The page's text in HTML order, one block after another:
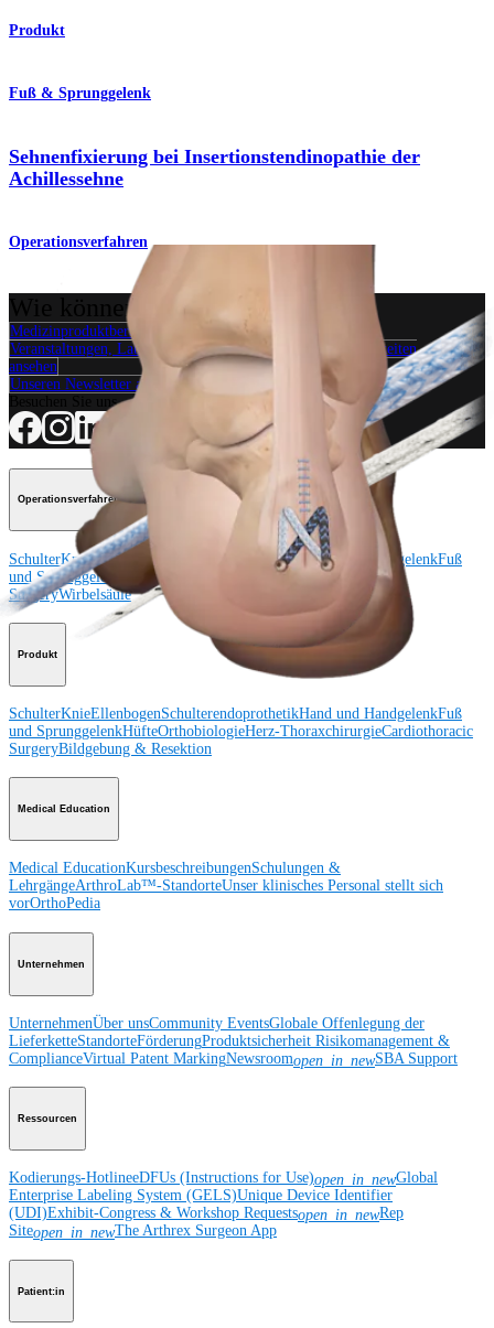
Produkt
Fuß & Sprunggelenk
Sehnenfixierung bei Insertionstendinopathie der
Achillessehne
Operationsverfahren
Wie können wir Ihnen helfen?
Medizinproduktberater:in kontaktieren
Veranstaltungen, Lab-Vorführungen und Schulungsmöglichkeiten
ansehen
Unseren Newsletter abonnieren
Besuchen Sie uns
Operationsverfahren
SchulterKnieEllenbogen Schulterendoprothetik Hand und HandgelenkFuß
und Sprunggelenk
Trauma Orthobiologie
Cardiothoracic
SurgeryWirbelsäule
Produkt
SchulterKnieEllenbogenSchulterendoprothetikHand und HandgelenkFuß
und SprunggelenkHüfteOrthobiologieHerz-ThoraxchirurgieCardiothoracic
SurgeryBildgebung & Resektion
Medical Education
Medical EducationKursbeschreibungenSchulungen &
LehrgängeArthroLab™-StandorteUnser klinisches Personal stellt sich
vorOrthoPedia
Unternehmen
UnternehmenÜber unsCommunity EventsGlobale Offenlegung der
LieferketteStandorteFörderungProduktsicherheit Risikomanagement &
ComplianceVirtual Patent MarkingNewsroomopen_in_newSBA Support
Ressourcen
Kodierungs-HotlineeDFUs (Instructions for Use)open_in_newGlobal
Enterprise Labeling System (GELS)Unique Device Identifier
(UDI)Exhibit-Congress & Workshop Requestsopen_in_newRep
Siteopen_in_newThe Arthrex Surgeon App
Patient:in